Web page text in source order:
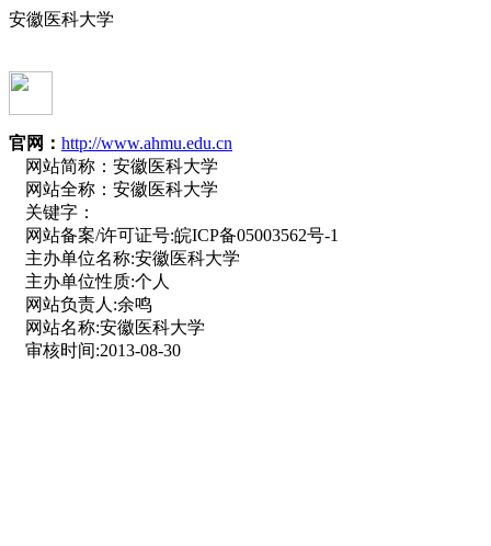
安徽医科大学
官网： http://www.ahmu.edu.cn
网站简称： 安徽医科大学
网站全称： 安徽医科大学
关键字：
网站备案/许可证号:皖ICP备05003562号-1
主办单位名称:安徽医科大学
主办单位性质:个人
网站负责人:余鸣
网站名称:安徽医科大学
审核时间:2013-08-30